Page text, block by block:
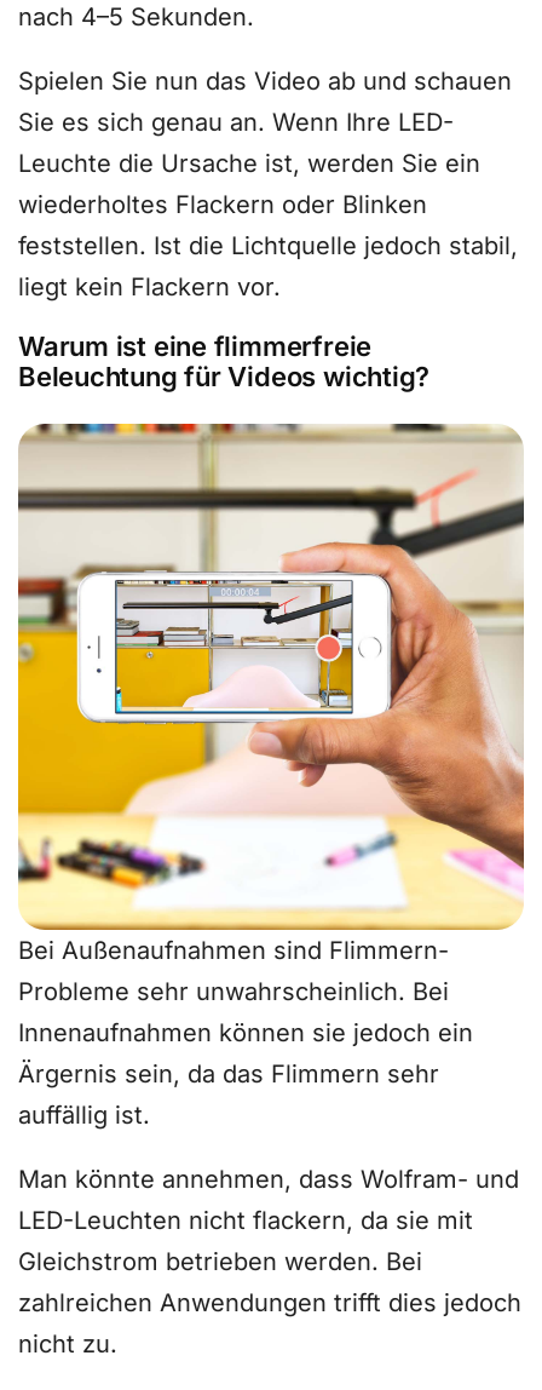
nach 4–5 Sekunden.
Spielen Sie nun das Video ab und schauen
Sie es sich genau an. Wenn Ihre LED-
Leuchte die Ursache ist, werden Sie ein
wiederholtes Flackern oder Blinken
feststellen. Ist die Lichtquelle jedoch stabil,
liegt kein Flackern vor.
Warum ist eine flimmerfreie
Beleuchtung für Videos wichtig?
Bei Außenaufnahmen sind Flimmern-
Probleme sehr unwahrscheinlich. Bei
Innenaufnahmen können sie jedoch ein
Ärgernis sein, da das Flimmern sehr
auffällig ist.
Man könnte annehmen, dass Wolfram- und
LED-Leuchten nicht flackern, da sie mit
Gleichstrom betrieben werden. Bei
zahlreichen Anwendungen trifft dies jedoch
nicht zu.